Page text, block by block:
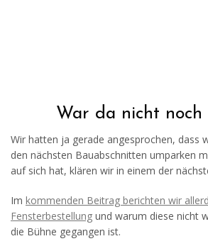
War da nicht noch
Wir hatten ja gerade angesprochen, dass
den nächsten Bauabschnitten umparken
auf sich hat, klären wir in einem der
Im kommenden Beitrag berichten wir
Fensterbestellung und warum diese nicht
die Bühne gegangen ist.